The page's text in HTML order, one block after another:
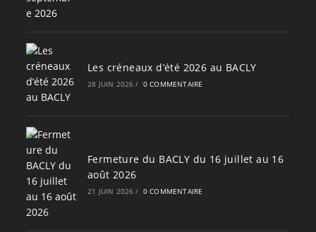
Les créneaux d’été 2026 au BACLY
28 JUIN 2026 / 0 COMMENTAIRE
Fermeture du BACLY du 16 juillet au 16
août 2026
21 JUIN 2026 / 0 COMMENTAIRE